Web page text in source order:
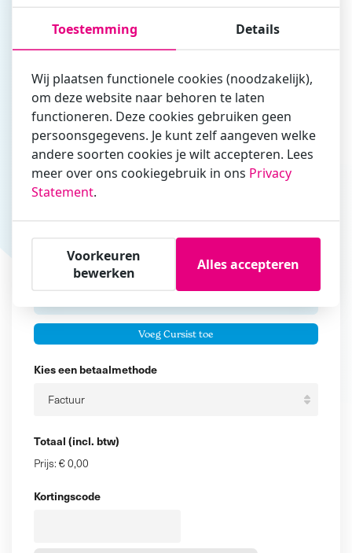
Tussenvoegsel Achternaam
E-mailadres
zakelijk/administratief correspondeert
Is de contactpersoon ook een cursist?
Ja
Nee
Cursisten
Voeg cursisten toe
Voornaam
Tussenvoegsel
Voeg Cursist toe
Kies een betaalmethode
Totaal (incl. btw)
Prijs: € 0,00
Kortingscode
Toestemming Details
Wij plaatsen functionele cookies (noodzakelijk),
om deze website naar behoren te laten
functioneren. Deze cookies gebruiken geen
persoonsgegevens. Je kunt zelf aangeven welke
andere soorten cookies je wilt accepteren. Lees
meer over ons cookiegebruik in ons Privacy
Statement.
Voorkeuren
bewerken
Alles accepteren